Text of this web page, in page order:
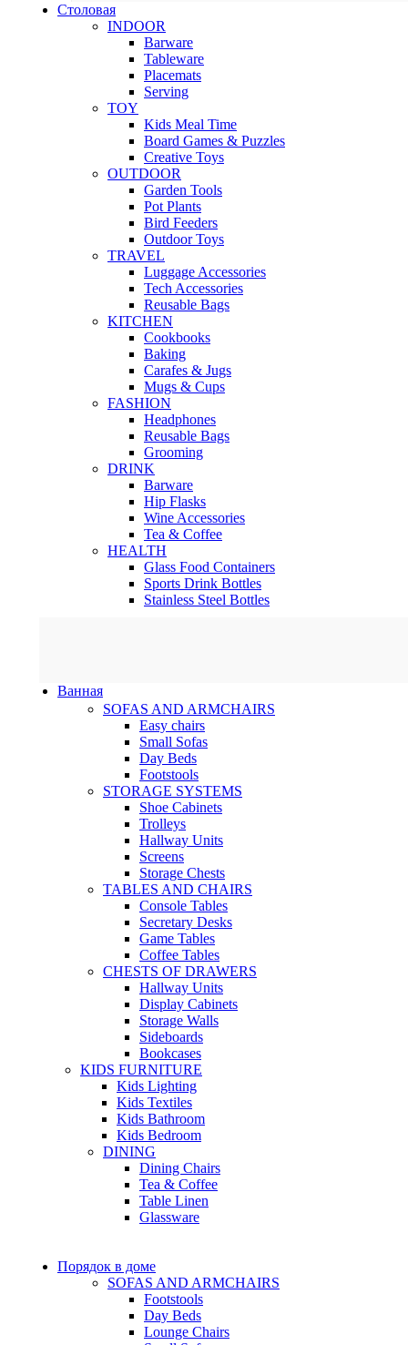
Столовая
INDOOR
Barware
Tableware
Placemats
Serving
TOY
Kids Meal Time
Board Games & Puzzles
Creative Toys
OUTDOOR
Garden Tools
Pot Plants
Bird Feeders
Outdoor Toys
TRAVEL
Luggage Accessories
Tech Accessories
Reusable Bags
KITCHEN
Cookbooks
Baking
Carafes & Jugs
Mugs & Cups
FASHION
Headphones
Reusable Bags
Grooming
DRINK
Barware
Hip Flasks
Wine Accessories
Tea & Coffee
HEALTH
Glass Food Containers
Sports Drink Bottles
Stainless Steel Bottles
Ванная
SOFAS AND ARMCHAIRS
Easy chairs
Small Sofas
Day Beds
Footstools
STORAGE SYSTEMS
Shoe Cabinets
Trolleys
Hallway Units
Screens
Storage Chests
TABLES AND CHAIRS
Console Tables
Secretary Desks
Game Tables
Coffee Tables
CHESTS OF DRAWERS
Hallway Units
Display Cabinets
Storage Walls
Sideboards
Bookcases
KIDS FURNITURE
Kids Lighting
Kids Textiles
Kids Bathroom
Kids Bedroom
DINING
Dining Chairs
Tea & Coffee
Table Linen
Glassware
Порядок в доме
SOFAS AND ARMCHAIRS
Footstools
Day Beds
Lounge Chairs